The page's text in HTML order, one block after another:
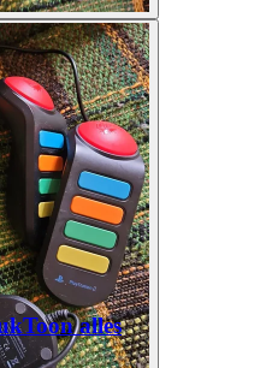
Toon alles